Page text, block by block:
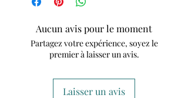
Aucun avis pour le moment
Partagez votre expérience, soyez le
premier à laisser un avis.
Laisser un avis